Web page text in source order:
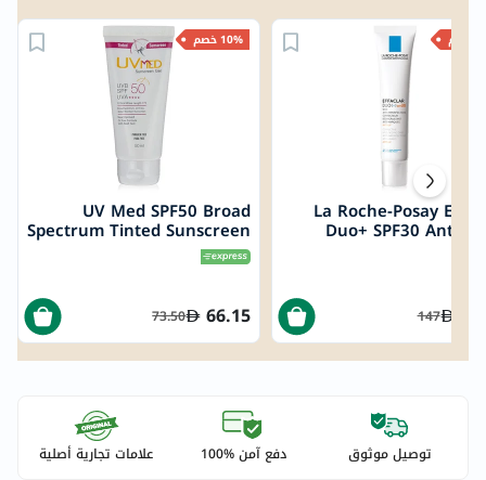
10% خصم
UV Med SPF50 Broad
Spectrum Tinted Sunscreen
Gel For Oily & Acne Prone
Skin 50ml
66.15
73.50
La Roche-Posay
Duo+ SPF30 Anti-
147
توصيل موثوق دفع آمن %100 علامات تجارية أصلية